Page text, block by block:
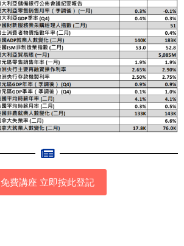
免費講座 立即按此登記